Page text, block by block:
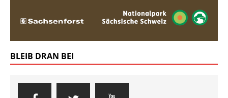
BLEIB DRAN BEI